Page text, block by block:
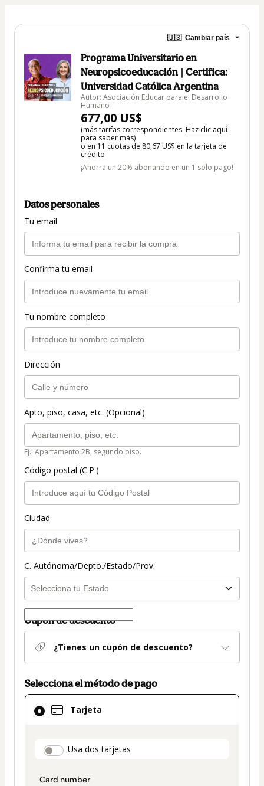
🇺🇸 Cambiar país
Programa Universitario en
Neuropsicoeducación | Certifica:
Universidad Católica Argentina
Autor: Asociación Educar para el Desarrollo
Humano
677,00 US$
(más tarifas correspondientes. Haz clic aquí
para saber más)
o en 11 cuotas de 80,67 US$ en la tarjeta de
crédito
¡Ahorra un 20% abonando en un 1 solo pago!
Datos personales
Tu email
Confirma tu email
Tu nombre completo
Dirección
Apto, piso, casa, etc. (Opcional)
Ej.: Apartamento 2B, segundo piso.
Código postal (C.P.)
Ciudad
C. Autónoma/Depto./Estado/Prov.
Cupón de descuento
¿Tienes un cupón de descuento?
Selecciona el método de pago
Tarjeta
payment_data.section_title_v2
Usa dos tarjetas
El
método
seleccionado
Tarjeta